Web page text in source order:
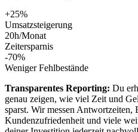
+25%
Umsatzsteigerung
20h/Monat
Zeitersparnis
-70%
Weniger Fehlbestände
Transparentes Reporting: Du
genau zeigen, wie viel Zeit und
sparst. Wir messen Antwortzeiten,
Kundenzufriedenheit und viele